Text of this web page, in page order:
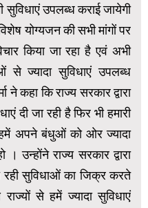
सुविधाएं उपलब्ध कराई जायेगी
योग्यजन की सभी मांगों पर
किया जा रहा है एवं अभी
से ज्यादा सुविधाएं उपलब्ध
ने कहा कि राज्य सरकार द्वारा
दी जा रही है फिर भी हमारी
अपने बंधुओं को ओर ज्यादा
। उन्होंने राज्य सरकार द्वारा
सुविधाओं का जिक्र करते
से हमें ज्यादा सुविधाएं